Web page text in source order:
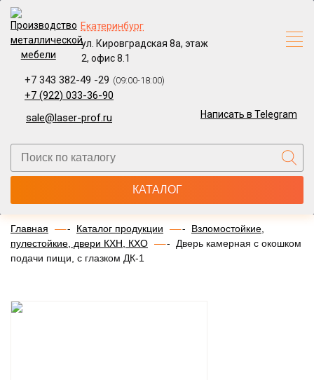
Екатеринбург
ул. Кировградская 8а, этаж
2, офис 8.1
+7 343 382-49 -29 (09:00-18:00)
+7 (922) 033-36-90
sale@laser-prof.ru
Написать в Telegram
КАТАЛОГ
Главная Каталог продукции
Взломостойкие,
пулестойкие, двери КХН, КХО
Дверь камерная с окошком
подачи пищи, с глазком ДК-1